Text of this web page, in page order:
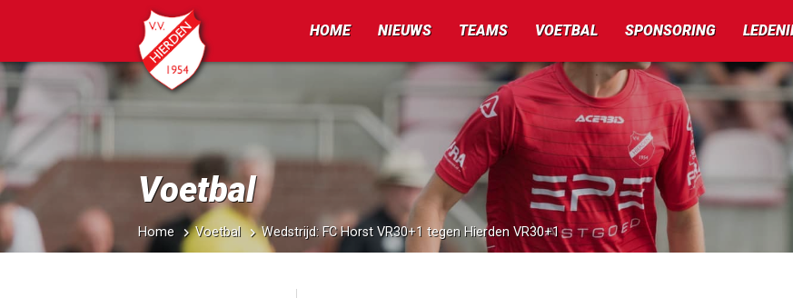
HOME NIEUWS TEAMS VOETBAL SPONSORING
Voetbal
Home Voetbal Wedstrijd: FC Horst VR30+1 tegen Hierden VR30+1